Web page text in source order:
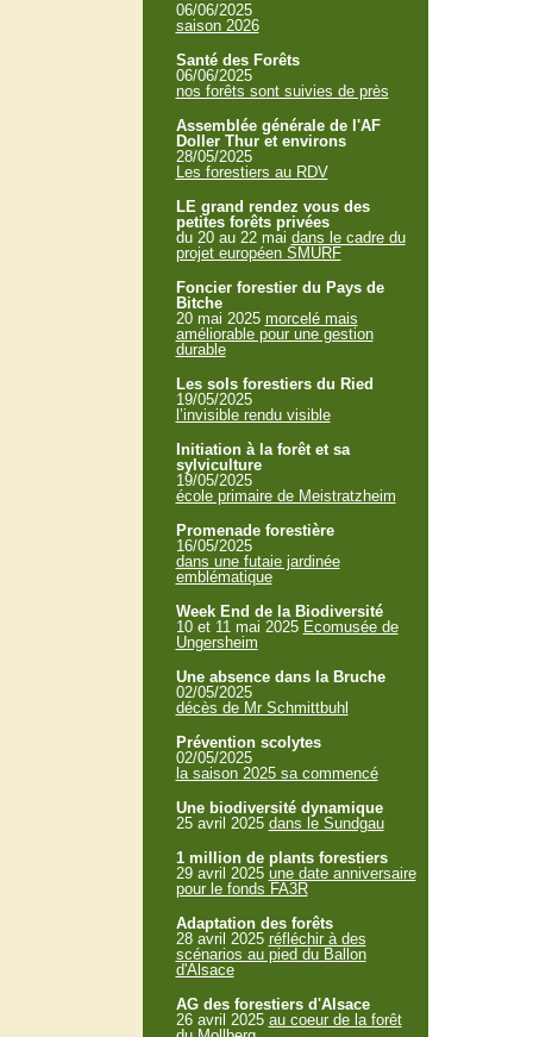
06/06/2025
saison 2026
Santé des Forêts
06/06/2025
nos forêts sont suivies de près
Assemblée générale de l'AF
Doller Thur et environs
28/05/2025
Les forestiers au RDV
LE grand rendez vous des
petites forêts privées
du 20 au 22 mai dans le cadre du
projet européen SMURF
Foncier forestier du Pays de
Bitche
20 mai 2025 morcelé mais
améliorable pour une gestion
durable
Les sols forestiers du Ried
19/05/2025
l’invisible rendu visible
Initiation à la forêt et sa
sylviculture
19/05/2025
école primaire de Meistratzheim
Promenade forestière
16/05/2025
dans une futaie jardinée
emblématique
Week End de la Biodiversité
10 et 11 mai 2025 Ecomusée de
Ungersheim
Une absence dans la Bruche
02/05/2025
décès de Mr Schmittbuhl
Prévention scolytes
02/05/2025
la saison 2025 sa commencé
Une biodiversité dynamique
25 avril 2025 dans le Sundgau
1 million de plants forestiers
29 avril 2025 une date anniversaire
pour le fonds FA3R
Adaptation des forêts
28 avril 2025 réfléchir à des
scénarios au pied du Ballon
d'Alsace
AG des forestiers d'Alsace
26 avril 2025 au coeur de la forêt